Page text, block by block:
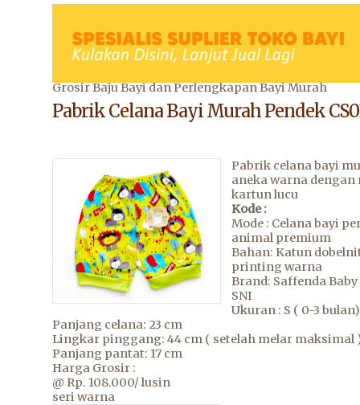
Grosir Baju Bayi dan Perlengkapan Bayi Murah
Pabrik Celana Bayi Murah Pendek
Pabrik celana bayi
aneka warna dengan
kartun lucu
Kode :
Mode : Celana bayi
animal premium
Bahan: Katun
printing warna
Brand: Saffenda Baby
SNI
Ukuran : S ( 0-3 bulan)
Panjang celana: 23 cm
Lingkar pinggang: 44 cm ( setelah melar maksimal
Panjang pantat: 17 cm
Harga Grosir :
@ Rp. 108.000/ lusin
seri warna